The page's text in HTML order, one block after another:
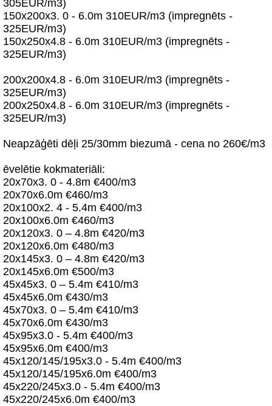
305EUR/m3)
150x200x3. 0 - 6.0m 310EUR/m3 (impregnēts -
325EUR/m3)
150x250x4.8 - 6.0m 310EUR/m3 (impregnēts -
325EUR/m3)
200x200x4.8 - 6.0m 310EUR/m3 (impregnēts -
325EUR/m3)
200x250x4.8 - 6.0m 310EUR/m3 (impregnēts -
325EUR/m3)
Neapzāģēti dēļi 25/30mm biezumā - cena no 260€/m3
ēvelētie kokmateriāli:
20x70x3. 0 - 4.8m €400/m3
20x70x6.0m €460/m3
20x100x2. 4 - 5.4m €400/m3
20x100x6.0m €460/m3
20x120x3. 0 – 4.8m €420/m3
20x120x6.0m €480/m3
20x145x3. 0 – 4.8m €420/m3
20x145x6.0m €500/m3
45x45x3. 0 – 5.4m €410/m3
45x45x6.0m €430/m3
45x70x3. 0 – 5.4m €410/m3
45x70x6.0m €430/m3
45x95x3.0 - 5.4m €400/m3
45x95x6.0m €400/m3
45x120/145/195x3.0 - 5.4m €400/m3
45x120/145/195x6.0m €400/m3
45x220/245x3.0 - 5.4m €400/m3
45x220/245x6.0m €400/m3